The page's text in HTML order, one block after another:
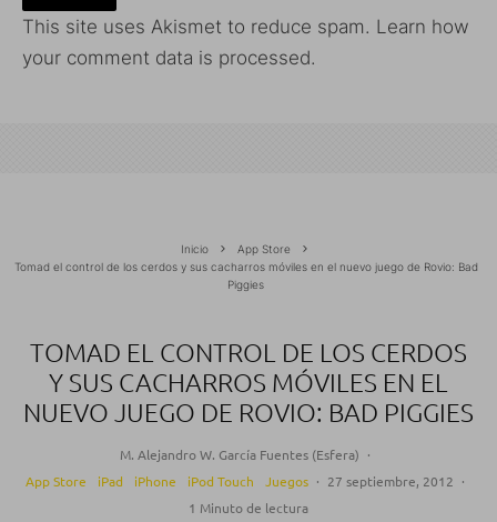
This site uses Akismet to reduce spam. Learn how
your comment data is processed.
Inicio
App Store
Tomad el control de los cerdos y sus cacharros móviles en el nuevo juego de Rovio: Bad
Piggies
TOMAD EL CONTROL DE LOS CERDOS
Y SUS CACHARROS MÓVILES EN EL
NUEVO JUEGO DE ROVIO: BAD PIGGIES
M. Alejandro W. García Fuentes (Esfera) ·
App Store
iPad iPhone iPod Touch Juegos · 27 septiembre, 2012 ·
1 Minuto de lectura